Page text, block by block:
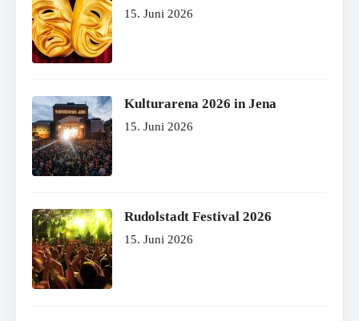
15. Juni 2026
Kulturarena 2026 in Jena
15. Juni 2026
Rudolstadt Festival 2026
15. Juni 2026